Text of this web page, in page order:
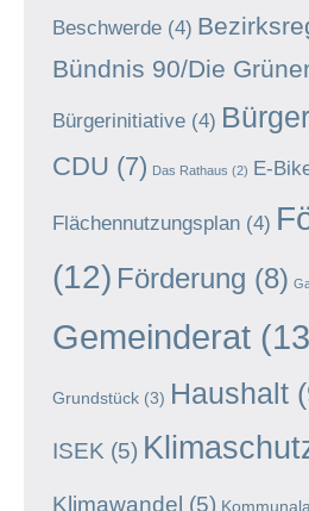
Beschwerde (4)
Bündnis 90/Die
Bürgerinitiative (4)
CDU (7) Das Rathaus (2) E-
Flächennutzungsplan (4)
(12) Förderung (8)
Gemeinderat
Grundstück (3) Haushalt
ISEK (5)
Klimawandel (5)